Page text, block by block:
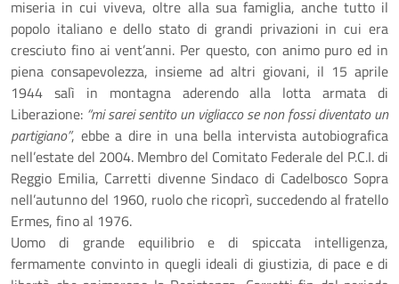
miseria in cui viveva, oltre alla sua famiglia, anche tutto il
popolo italiano e dello stato di grandi privazioni in cui era
cresciuto fino ai vent’anni. Per questo, con animo puro ed in
piena consapevolezza, insieme ad altri giovani, il 15 aprile
1944 salì in montagna aderendo alla lotta armata di
Liberazione: “mi sarei sentito un vigliacco se non fossi diventato un
partigiano”, ebbe a dire in una bella intervista autobiografica
nell’estate del 2004. Membro del Comitato Federale del P.C.I. di
Reggio Emilia, Carretti divenne Sindaco di Cadelbosco Sopra
nell’autunno del 1960, ruolo che ricoprì, succedendo al fratello
Ermes, fino al 1976.
Uomo di grande equilibrio e di spiccata intelligenza,
fermamente convinto in quegli ideali di giustizia, di pace e di